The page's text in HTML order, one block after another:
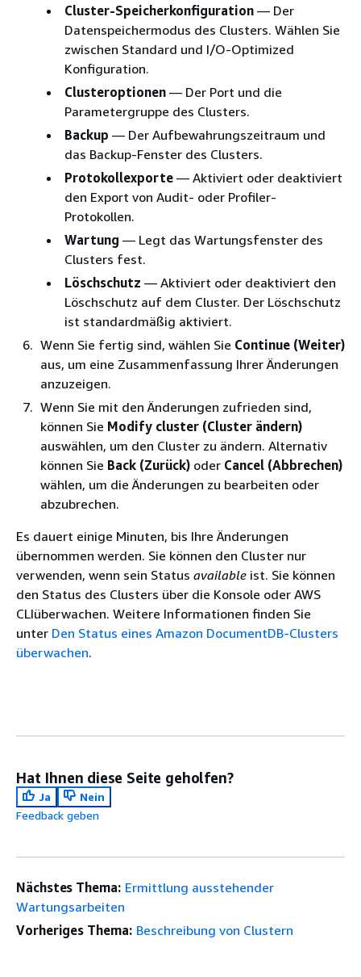
Cluster-Speicherkonfiguration — Der
Datenspeichermodus des Clusters. Wählen Sie
zwischen Standard und I/O-Optimized
Konfiguration.
Clusteroptionen — Der Port und die
Parametergruppe des Clusters.
Backup — Der Aufbewahrungszeitraum und
das Backup-Fenster des Clusters.
Protokollexporte — Aktiviert oder deaktiviert
den Export von Audit- oder Profiler-
Protokollen.
Wartung — Legt das Wartungsfenster des
Clusters fest.
Löschschutz — Aktiviert oder deaktiviert den
Löschschutz auf dem Cluster. Der Löschschutz
ist standardmäßig aktiviert.
Wenn Sie fertig sind, wählen Sie Continue (Weiter)
aus, um eine Zusammenfassung Ihrer Änderungen
anzuzeigen.
Wenn Sie mit den Änderungen zufrieden sind,
können Sie Modify cluster (Cluster ändern)
auswählen, um den Cluster zu ändern. Alternativ
können Sie Back (Zurück) oder Cancel (Abbrechen)
wählen, um die Änderungen zu bearbeiten oder
abzubrechen.
Es dauert einige Minuten, bis Ihre Änderungen
übernommen werden. Sie können den Cluster nur
verwenden, wenn sein Status available ist. Sie können
den Status des Clusters über die Konsole oder AWS
CLIüberwachen. Weitere Informationen finden Sie
unter Den Status eines Amazon DocumentDB-Clusters
überwachen.
Hat Ihnen diese Seite geholfen?
Ja
Nein
Feedback geben
Nächstes Thema: Ermittlung ausstehender
Wartungsarbeiten
Vorheriges Thema: Beschreibung von Clustern